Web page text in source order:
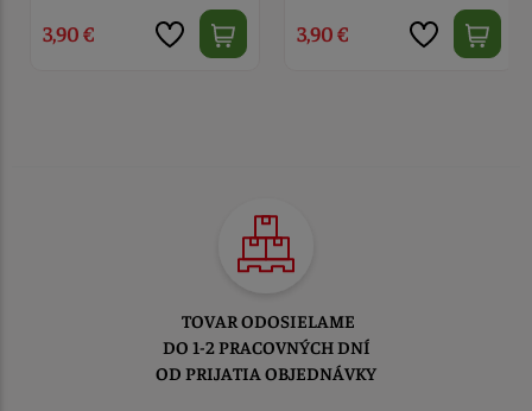
3,90 € 3,90 €
TOVAR ODOSIELAME
DO 1-2 PRACOVNÝCH DNÍ
OD PRIJATIA OBJEDNÁVKY